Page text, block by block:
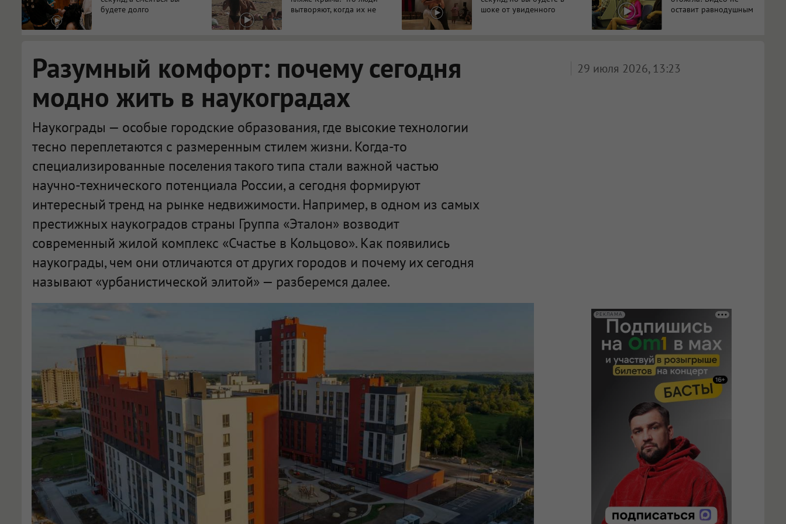
будете долго
вытворяют, когда их не
шоке от увиденного
оставит равнодушным
Разумный комфорт: почему сегодня
модно жить в наукоградах
Наукограды — особые городские образования, где высокие технологии
тесно переплетаются с размеренным стилем жизни. Когда-то
специализированные поселения такого типа стали важной частью
научно-технического потенциала России, а сегодня формируют
интересный тренд на рынке недвижимости. Например, в одном из самых
престижных наукоградов страны Группа «Эталон» возводит
современный жилой комплекс «Счастье в Кольцово». Как появились
наукограды, чем они отличаются от других городов и почему их сегодня
называют «урбанистической элитой» — разберемся далее.
29 июля 2026, 13:23
РЕКЛАМА